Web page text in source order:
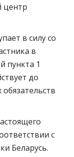
центр
в силу со
в
пункта 1
до
с
Беларусь.